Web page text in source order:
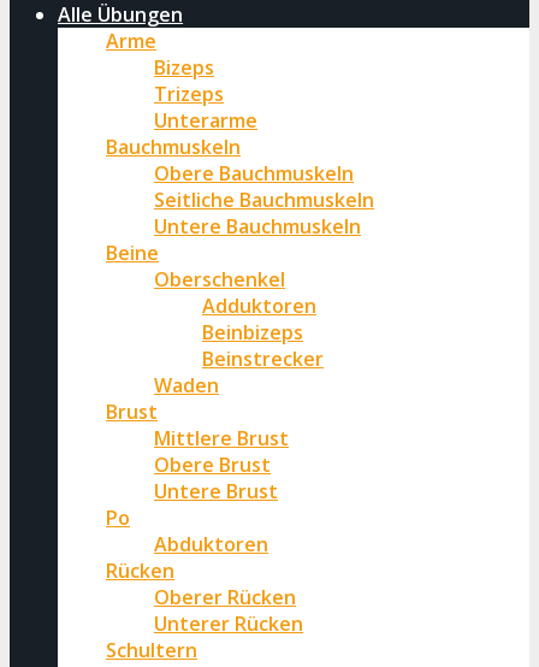
Alle Übungen
Arme
Bizeps
Trizeps
Unterarme
Bauchmuskeln
Obere Bauchmuskeln
Seitliche Bauchmuskeln
Untere Bauchmuskeln
Beine
Oberschenkel
Adduktoren
Beinbizeps
Beinstrecker
Waden
Brust
Mittlere Brust
Obere Brust
Untere Brust
Po
Abduktoren
Rücken
Oberer Rücken
Unterer Rücken
Schultern